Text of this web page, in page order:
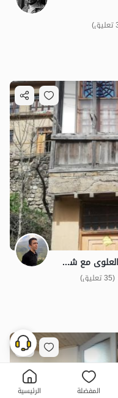
المفضلة الرئيسية
حجز جناح مفروش فی ماسوله - الطابق العلوی مع شرفه
(35 تعليق)